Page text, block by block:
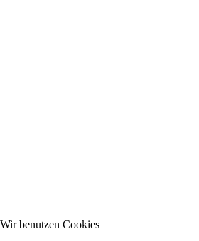
Wir benutzen Cookies